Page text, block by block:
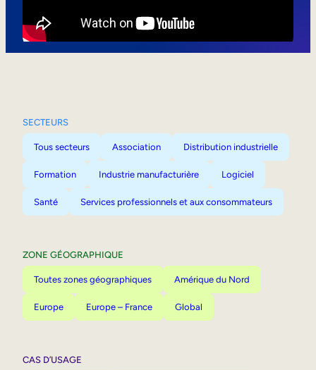
SECTEURS
Tous secteurs Association Distribution industrielle
Formation Industrie manufacturière Logiciel
Santé Services professionnels et aux consommateurs
ZONE GÉOGRAPHIQUE
Toutes zones géographiques Amérique du Nord
Europe Europe – France Global
CAS D’USAGE